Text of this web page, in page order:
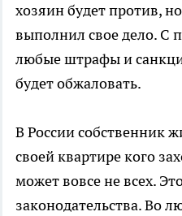
хозяин будет против,
выполнил свое дело. С
любые штрафы и
будет обжаловать.
В России собственник
своей квартире кого
может вовсе не всех.
законодательства. Во